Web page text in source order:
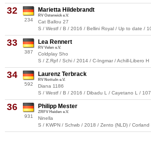
32
234
Marietta Hildebrandt
RV Osterwick e.V.
Cat Ballou 27
S / Westf / B / 2016 / Bellini Royal / Up to date /
33
387
Lea Rennert
RV Velen e.V.
Coldplay Sho
S / Z.Rpf / Schi / 2014 / C-Ingmar / Achill-Libero H
34
592
Laurenz Terbrack
RV Nottuln e.V.
Diana 1186
S / Westf / B / 2016 / Dibadu L / Cayetano L /
36
931
Philipp Mester
ZRFV Heiden e.V.
Ninella
S / KWPN / Schwb / 2018 / Zento (NLD) / Corland